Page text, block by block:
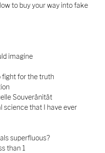
to buy your way into fake
imagine
fight for the truth
Souveränität
science that I have ever
superfluous?
than 1